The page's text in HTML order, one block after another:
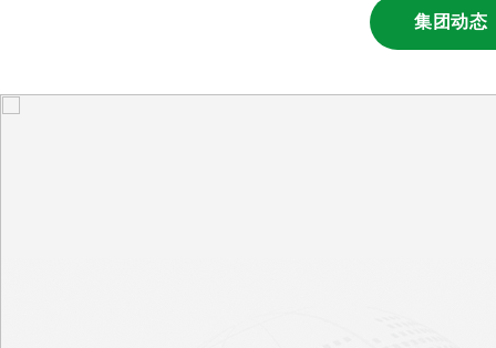
集团动态